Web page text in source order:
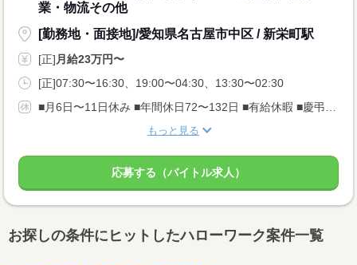
業・物流その他
[勤務地・面接地]/愛知県名古屋市中区 / 新栄町駅
[正] 月給23万円〜
[正]07:30〜16:30、19:00〜04:30、13:30〜02:30
もっと見る
応募する（バイトル求人）
お探しの条件にヒットしたハローワーク案件一覧